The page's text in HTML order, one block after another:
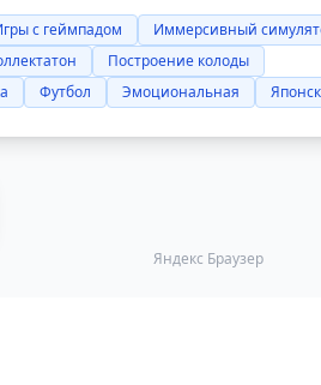
с геймпадом
Иммерсивный
Построение колоды
Футбол Эмоциональная
Яндекс Браузер